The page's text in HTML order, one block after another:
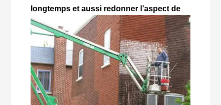
longtemps et aussi redonner l’aspect de